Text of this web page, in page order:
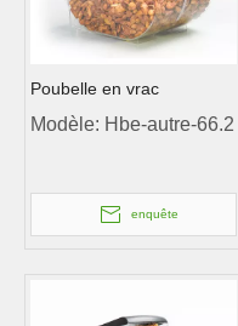
Poubelle en vrac
Modèle: Hbe-autre-66.2
enquête